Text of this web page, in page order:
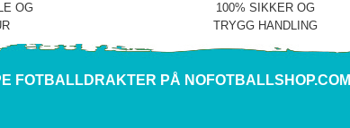
OG
100% SIKKER OG
TRYGG HANDLING
FOTBALLDRAKTER PÅ NOFOTBALLSHOP.COM